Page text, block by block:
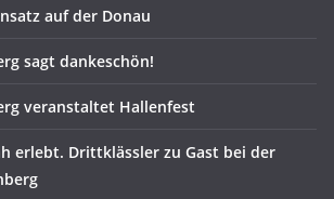
auf der Donau
sagt dankeschön!
veranstaltet Hallenfest
erlebt. Drittklässler zu Gast bei der